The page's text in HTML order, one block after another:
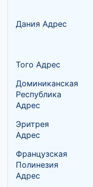
Дания Адрес
Того Адрес
Доминиканская
Республика
Адрес
Эритрея
Адрес
Французская
Полинезия
Адрес